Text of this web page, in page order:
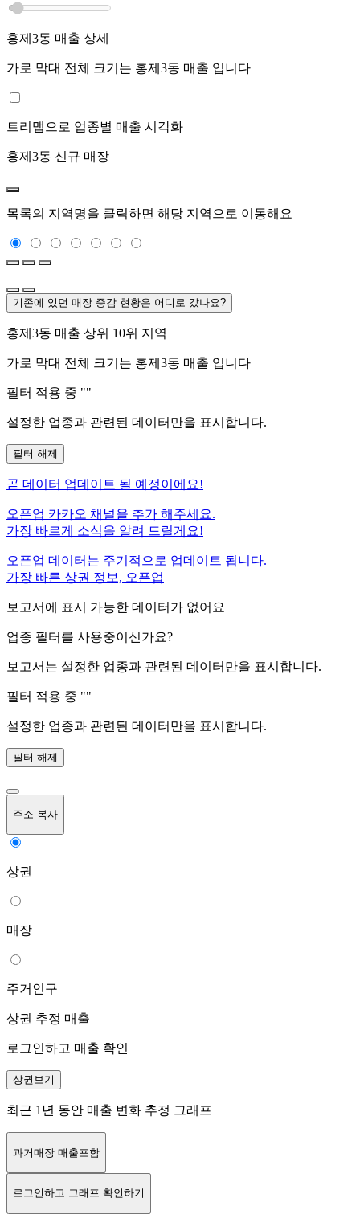
홍제3동 매출 상세
가로 막대 전체 크기는 홍제3동 매출 입니다
트리맵으로 업종별 매출 시각화
홍제3동 신규 매장
목록의 지역명을 클릭하면 해당 지역으로 이동해요
기존에 있던 매장 증감 현황은 어디로 갔나요?
홍제3동 매출 상위 10위 지역
가로 막대 전체 크기는 홍제3동 매출 입니다
필터 적용 중 ""
설정한 업종과 관련된 데이터만을 표시합니다.
필터 해제
곧 데이터 업데이트 될 예정이에요!
오픈업 카카오 채널을 추가 해주세요.
가장 빠르게 소식을 알려 드릴게요!
오픈업 데이터는 주기적으로 업데이트 됩니다.
가장 빠른 상권 정보, 오픈업
보고서에 표시 가능한 데이터가 없어요
업종 필터를 사용중이신가요?
보고서는 설정한 업종과 관련된 데이터만을 표시합니다.
필터 적용 중 ""
설정한 업종과 관련된 데이터만을 표시합니다.
필터 해제
주소 복사
상권
매장
주거인구
상권 추정 매출
로그인하고 매출 확인
상권보기
최근 1년 동안 매출 변화 추정 그래프
과거매장 매출포함
로그인하고 그래프 확인하기